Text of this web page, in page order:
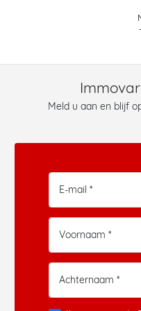
Meld u aan en blijf
E-mail *
Voornaam *
Achternaam *